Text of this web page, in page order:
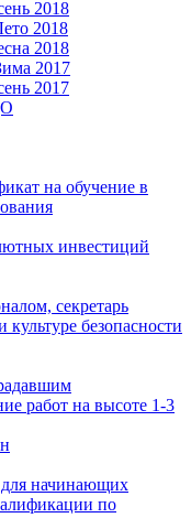
2018
2018
2018
2017
2017
на обучение в
инвестиций
секретарь
безопасности
работ на высоте 1-3
для начинающих
по